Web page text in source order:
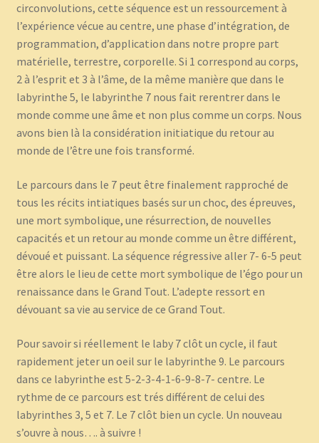
circonvolutions, cette séquence est un ressourcement à
l’expérience vécue au centre, une phase d’intégration, de
programmation, d’application dans notre propre part
matérielle, terrestre, corporelle. Si 1 correspond au corps,
2 à l’esprit et 3 à l’âme, de la même manière que dans le
labyrinthe 5, le labyrinthe 7 nous fait rerentrer dans le
monde comme une âme et non plus comme un corps. Nous
avons bien là la considération initiatique du retour au
monde de l’être une fois transformé.
Le parcours dans le 7 peut être finalement rapproché de
tous les récits intiatiques basés sur un choc, des épreuves,
une mort symbolique, une résurrection, de nouvelles
capacités et un retour au monde comme un être différent,
dévoué et puissant. La séquence régressive aller 7- 6-5 peut
être alors le lieu de cette mort symbolique de l’égo pour un
renaissance dans le Grand Tout. L’adepte ressort en
dévouant sa vie au service de ce Grand Tout.
Pour savoir si réellement le laby 7 clôt un cycle, il faut
rapidement jeter un oeil sur le labyrinthe 9. Le parcours
dans ce labyrinthe est 5-2-3-4-1-6-9-8-7- centre. Le
rythme de ce parcours est trés différent de celui des
labyrinthes 3, 5 et 7. Le 7 clôt bien un cycle. Un nouveau
s’ouvre à nous…. à suivre !